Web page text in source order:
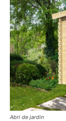
Abri de jardin